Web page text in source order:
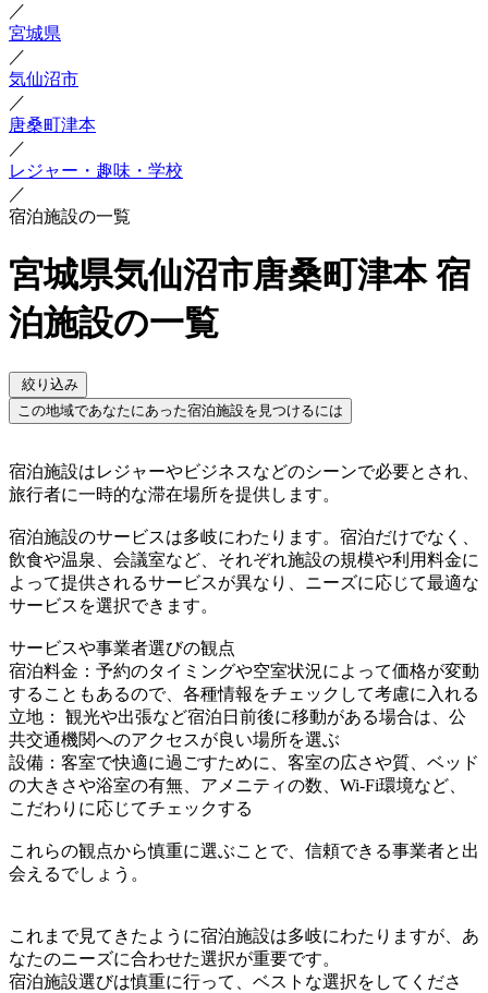
／
宮城県
／
気仙沼市
／
唐桑町津本
／
レジャー・趣味・学校
／
宿泊施設の一覧
宮城県気仙沼市唐桑町津本 宿
泊施設の一覧
絞り込み
この地域であなたにあった宿泊施設を見つけるには
宿泊施設はレジャーやビジネスなどのシーンで必要とされ、
旅行者に一時的な滞在場所を提供します。
宿泊施設のサービスは多岐にわたります。宿泊だけでなく、
飲食や温泉、会議室など、それぞれ施設の規模や利用料金に
よって提供されるサービスが異なり、ニーズに応じて最適な
サービスを選択できます。
サービスや事業者選びの観点
宿泊料金：予約のタイミングや空室状況によって価格が変動
することもあるので、各種情報をチェックして考慮に入れる
立地： 観光や出張など宿泊日前後に移動がある場合は、公
共交通機関へのアクセスが良い場所を選ぶ
設備：客室で快適に過ごすために、客室の広さや質、ベッド
の大きさや浴室の有無、アメニティの数、Wi-Fi環境など、
こだわりに応じてチェックする
これらの観点から慎重に選ぶことで、信頼できる事業者と出
会えるでしょう。
これまで見てきたように宿泊施設は多岐にわたりますが、あ
なたのニーズに合わせた選択が重要です。
宿泊施設選びは慎重に行って、ベストな選択をしてくださ